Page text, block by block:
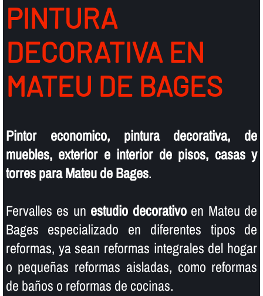
PINTURA
DECORATIVA EN
MATEU DE BAGES
Pintor economico, pintura decorativa, de
muebles, exterior e interior de pisos, casas y
torres para Mateu de Bages.
Fervalles es un estudio decorativoen Mateu de
Bages especializado en diferentes tipos de
reformas, ya sean reformas integrales del hogar
o pequeñas reformas aisladas, como reformas
de baños o reformas de cocinas.